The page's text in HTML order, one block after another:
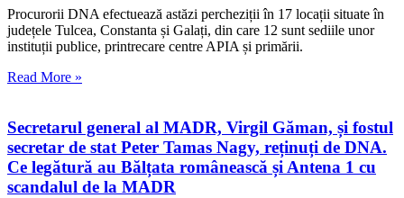
Procurorii DNA efectuează astăzi percheziții în 17 locații situate în
județele Tulcea, Constanta și Galați, din care 12 sunt sediile unor
instituții publice, printrecare centre APIA și primării.
Read More »
Secretarul general al MADR, Virgil Găman, și fostul
secretar de stat Peter Tamas Nagy, reținuți de DNA.
Ce legătură au Bălțata românească și Antena 1 cu
scandalul de la MADR